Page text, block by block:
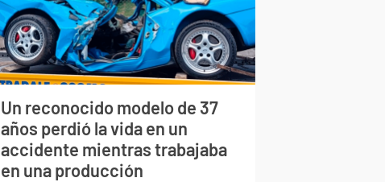
Un reconocido modelo de 37
años perdió la vida en un
accidente mientras trabajaba
en una producción